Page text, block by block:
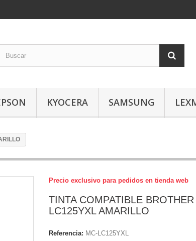
KYOCERA SAMSUNG
Precio exclusivo para pedidos en tienda web
TINTA COMPATIBLE BROTHER
LC125YXL AMARILLO
Referencia: MC-LC125YXL